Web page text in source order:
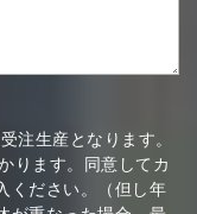
注生産となります。
ります。同意してカ
ください。（但し年